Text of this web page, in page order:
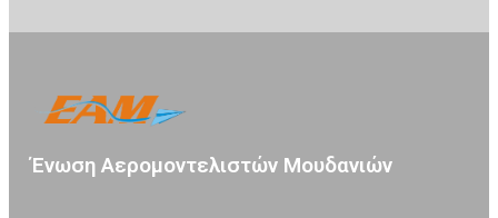
Ένωση Αερομοντελιστών Μουδανιών